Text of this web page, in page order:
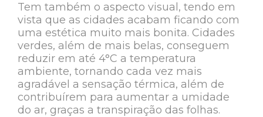
Tem também o aspecto visual, tendo em
vista que as cidades acabam ficando com
uma estética muito mais bonita. Cidades
verdes, além de mais belas, conseguem
reduzir em até 4°C a temperatura
ambiente, tornando cada vez mais
agradável a sensação térmica, além de
contribuírem para aumentar a umidade
do ar, graças a transpiração das folhas.